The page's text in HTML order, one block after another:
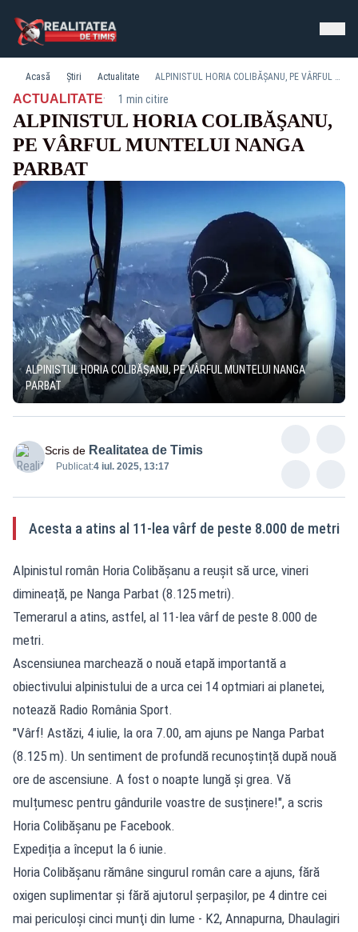
Acasă Știri Actualitate ALPINISTUL HORIA COLIBĂŞANU, PE VÂRFUL MUNTELUI NANGA PARBAT
ACTUALITATE· 1 min citire
ALPINISTUL HORIA COLIBĂŞANU,
PE VÂRFUL MUNTELUI NANGA
PARBAT
ALPINISTUL HORIA COLIBĂŞANU, PE VÂRFUL MUNTELUI NANGA
PARBAT
Scris de Realitatea de Timis
Publicat:4 iul. 2025, 13:17
Acesta a atins al 11-lea vârf de peste 8.000 de metri
Alpinistul român Horia Colibăşanu a reuşit să urce, vineri
dimineață, pe Nanga Parbat (8.125 metri).
Temerarul a atins, astfel, al 11-lea vârf de peste 8.000 de
metri.
Ascensiunea marchează o nouă etapă importantă a
obiectivului alpinistului de a urca cei 14 optmiari ai planetei,
notează Radio România Sport.
"Vârf! Astăzi, 4 iulie, la ora 7.00, am ajuns pe Nanga Parbat
(8.125 m). Un sentiment de profundă recunoștință după nouă
ore de ascensiune. A fost o noapte lungă și grea. Vă
mulțumesc pentru gândurile voastre de susținere!", a scris
Horia Colibășanu pe Facebook.
Expediția a început la 6 iunie.
Horia Colibăşanu rămâne singurul român care a ajuns, fără
oxigen suplimentar şi fără ajutorul şerpaşilor, pe 4 dintre cei
mai periculoşi cinci munţi din lume - K2, Annapurna, Dhaulagiri